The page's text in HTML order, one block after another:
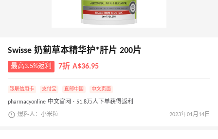
Swisse 奶蓟草本精华护*肝片 200片
最高3.5%返利 7折 A$36.95
银联信用卡 支付宝 直邮中国 中文页面
pharmacyonline 中文官网 · 51.8万人下单获得返利
爆料人：小米粒 2023年01月14日